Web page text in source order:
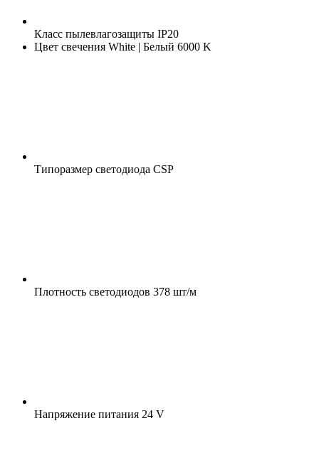
Класс пылевлагозащиты IP20
Цвет свечения White | Белый 6000 K
Типоразмер светодиода CSP
Плотность светодиодов 378 шт/м
Напряжение питания 24 V